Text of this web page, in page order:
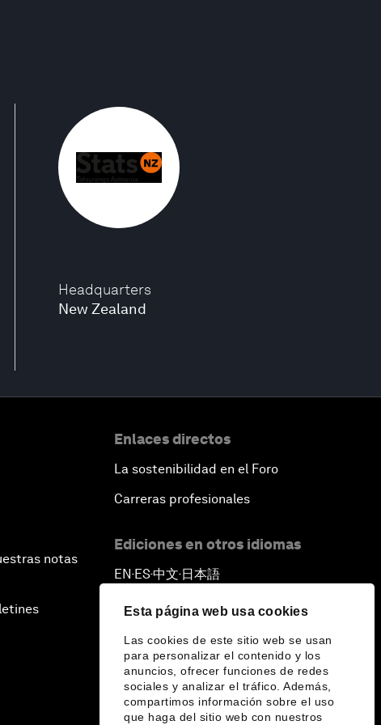
Esta página web usa cookies
Las cookies de este sitio web se usan
para personalizar el contenido y los
anuncios, ofrecer funciones de redes
sociales y analizar el tráfico. Además,
compartimos información sobre el uso
que haga del sitio web con nuestros
Headquarters
New Zealand
notas
Enlaces directos
La sostenibilidad en el Foro
Carreras profesionales
Ediciones en otros idiomas
EN ▪ES▪中文▪ 日本語